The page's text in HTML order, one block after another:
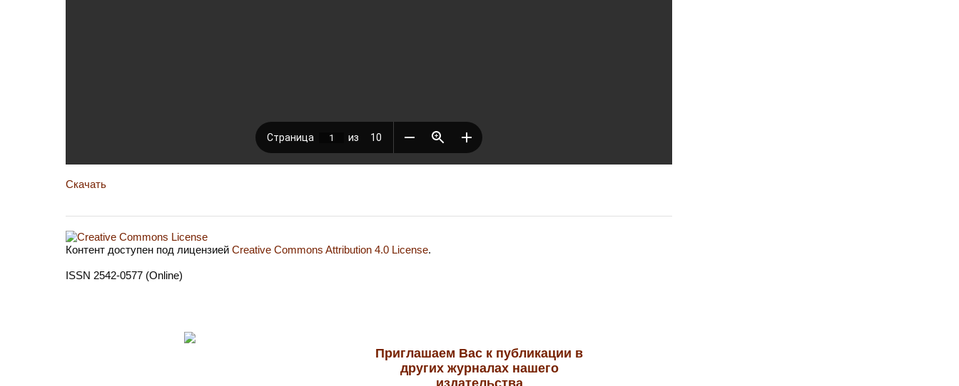
Скачать
Контент доступен под лицензией Creative Commons Attribution 4.0 License.
ISSN 2542-0577 (Online)
Приглашаем Вас к публикации в
других журналах нашего
издательства